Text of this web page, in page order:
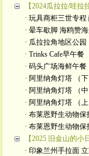
【2024瓜拉拉/哇拉
· 玩具商柜三世专
· 晕车歇脚 海鸥赞
· 瓜拉拉角地区公园
· Trinks Cafe早午餐
· 码头广场海鲜午餐
· 阿里纳角灯塔 （下
· 阿里纳角灯塔 （中
· 阿里纳角灯塔 （上
· 布莱恩野生动物
· 布莱恩野生动物保
【2025 旧金山的小
· 印象兰州手拉面